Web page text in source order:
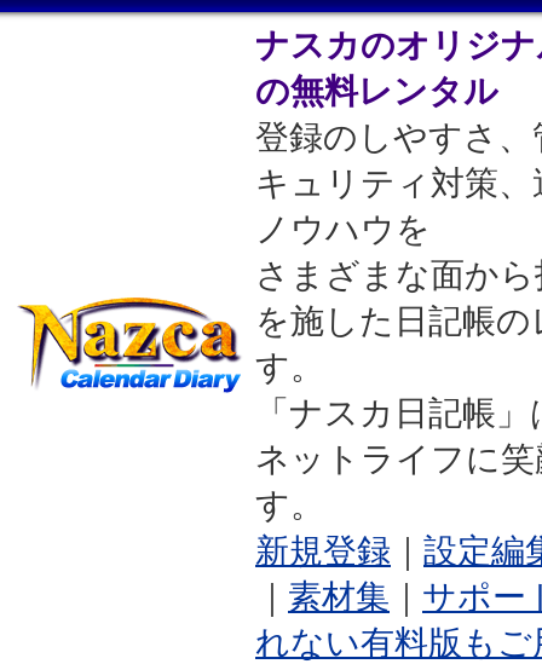
ナスカのオリジ
の無料レンタル
登録のしやすさ
キュリティ対策
ノウハウを
さまざまな面か
を施した日記帳
す。
「ナスカ日記帳
ネットライフに
す。
新規登録
設定編
素材集
サポー
れない有料版も